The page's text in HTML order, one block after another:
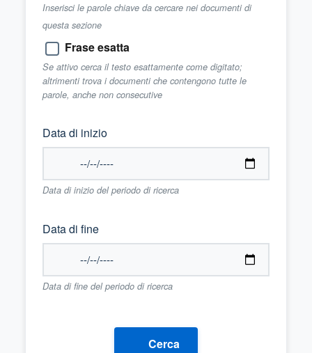
Inserisci le parole chiave da cercare nei documenti di
questa sezione
Frase esatta
Se attivo cerca il testo esattamente come digitato;
altrimenti trova i documenti che contengono tutte le
parole, anche non consecutive
Data di inizio
Data di inizio del periodo di ricerca
Data di fine
Data di fine del periodo di ricerca
Cerca